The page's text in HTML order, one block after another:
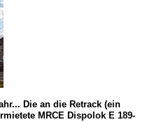
Die an die Retrack (ein
MRCE Dispolok E 189-